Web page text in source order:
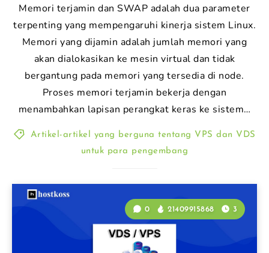
Memori terjamin dan SWAP adalah dua parameter
terpenting yang mempengaruhi kinerja sistem Linux.
Memori yang dijamin adalah jumlah memori yang
akan dialokasikan ke mesin virtual dan tidak
bergantung pada memori yang tersedia di node.
Proses memori terjamin bekerja dengan
menambahkan lapisan perangkat keras ke sistem…
Artikel-artikel yang berguna tentang VPS dan VDS
untuk para pengembang
0 21409915868 3